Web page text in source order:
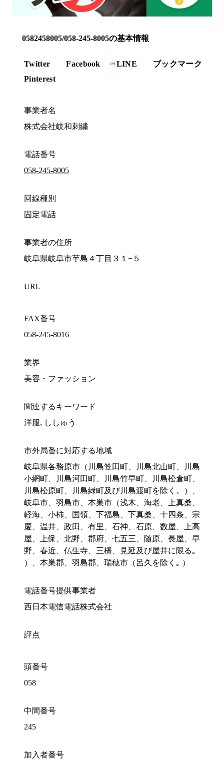
0582458005/058-245-8005の基本情報
Twitter Facebook LINE
ブックマーク
Pinterest
事業者名
株式会社岐和刺繍
電話番号
058-245-8005
回線種別
固定電話
事業者の住所
岐阜県岐阜市芋島４丁目３１−５
URL
FAX番号
058-245-8016
業界
美容・ファッション
関連するキーワード
洋服, ししゅう
市外局番に対応する地域
岐阜県各務原市（川島笠田町、川島北山町、川島
小網町、川島河田町、川島竹早町、川島松倉町、
川島松原町、川島緑町及び川島渡町を除く。）、
岐阜市、羽島市、本巣市（浅木、海老、上真桑、
軽海、小柿、国領、下福島、下真桑、十四条、宗
慶、温井、政田、有里、石神、石原、数屋、上高
屋、上保、北野、郡府、七五三、随原、長屋、早
野、春近、仏生寺、三橋、見延及び屋井に限る｡
）、本巣郡、羽島郡、瑞穂市（呂久を除く｡ ）
電話番号提供事業者
西日本電信電話株式会社
評点
頭番号
058
中間番号
245
加入者番号